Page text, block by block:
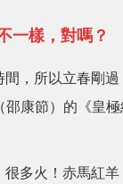
一樣，對嗎？
，所以立春剛
康節）的《皇
多火！赤馬紅